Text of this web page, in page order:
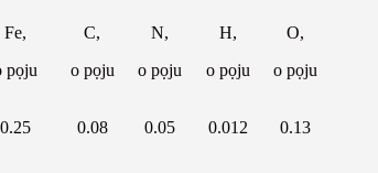
Fe,
pọju
C,
o pọju
N,
o pọju
H,
o pọju
O,
o pọju
0.25 0.08 0.05 0.012 0.13